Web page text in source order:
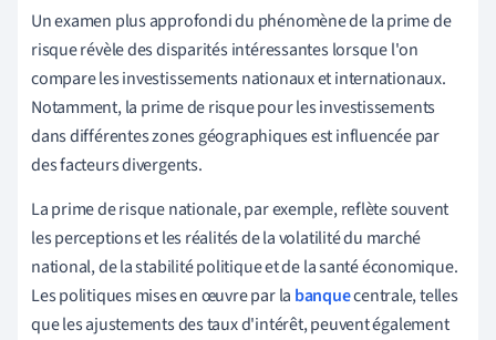
Un examen plus approfondi du phénomène de la prime de
risque révèle des disparités intéressantes lorsque l'on
compare les investissements nationaux et internationaux.
Notamment, la prime de risque pour les investissements
dans différentes zones géographiques est influencée par
des facteurs divergents.
La prime de risque nationale, par exemple, reflète souvent
les perceptions et les réalités de la volatilité du marché
national, de la stabilité politique et de la santé économique.
Les politiques mises en œuvre par la banquecentrale, telles
que les ajustements des taux d'intérêt, peuvent également